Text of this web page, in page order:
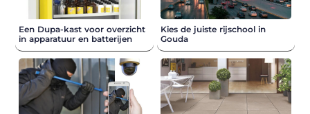
Een Dupa-kast voor overzicht
in apparatuur en batterijen
Kies de juiste rijschool in
Gouda